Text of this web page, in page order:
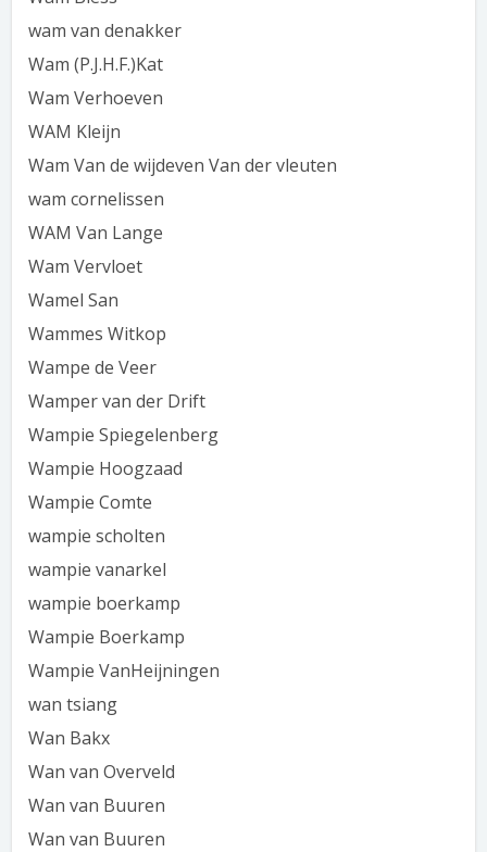
wam van denakker
Wam (P.J.H.F.)Kat
Wam Verhoeven
WAM Kleijn
Wam Van de wijdeven Van der vleuten
wam cornelissen
WAM Van Lange
Wam Vervloet
Wamel San
Wammes Witkop
Wampe de Veer
Wamper van der Drift
Wampie Spiegelenberg
Wampie Hoogzaad
Wampie Comte
wampie scholten
wampie vanarkel
wampie boerkamp
Wampie Boerkamp
Wampie VanHeijningen
wan tsiang
Wan Bakx
Wan van Overveld
Wan van Buuren
Wan van Buuren